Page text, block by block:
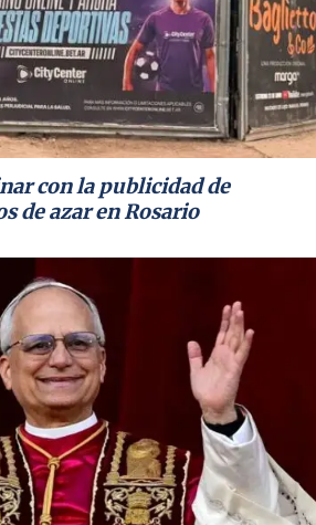
con la publicidad de
de azar en Rosario